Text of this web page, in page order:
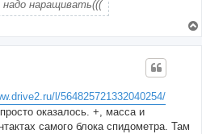
надо наращивать(((
l/564825721332040254/
оказалось. +, масса и
самого блока спидометра. Там